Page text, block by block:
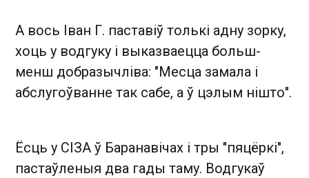
А вось Іван Г. паставіў толькі адну зорку,
хоць у водгуку і выказваецца больш-
менш добразычліва: "Месца замала і
абслугоўванне так сабе, а ў цэлым нішто".
Ёсць у СІЗА ў Баранавічах і тры "пяцёркі",
пастаўленыя два гады таму. Водгукаў